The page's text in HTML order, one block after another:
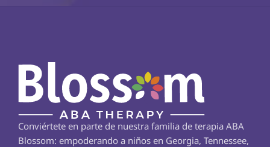
Conviértete en parte de nuestra familia de terapia ABA
Blossom: empoderando a niños en Georgia, Tennessee,